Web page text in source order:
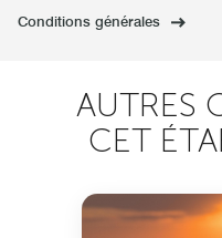
Conditions générales
AUTRES
CET